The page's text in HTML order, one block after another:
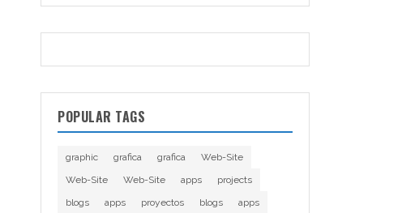
POPULAR TAGS
graphic grafica grafica
Web-Site
Web-Site
Web-Site apps
projects
blogs
apps proyectos blogs
apps